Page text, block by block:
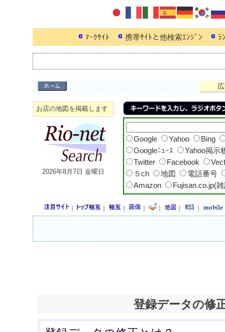
ﾏｰｸｻｲﾄ 携帯ｻｲﾄと他検索ｴﾝｼﾞﾝ ﾗ
お店の地図を掲載します
2026年8月7日 金曜日
Google Yahoo
Bing
Googleﾆｭｰｽ
Yahoo掲示
Twitter
Facebook
５ch
地図
電話番号
Amazon
Fujisan.co.jp(
｜ ｜ ｜ ｜ ｜
登録データの修